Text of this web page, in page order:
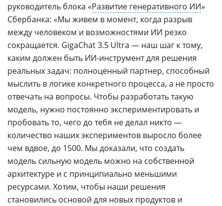
руководитель блока «Развитие генеративного ИИ»
Сбербанка: «Мы живем в момент, когда разрыв
между человеком и возможностями ИИ резко
сокращается. GigaChat 3.5 Ultra — наш шаг к тому,
каким должен быть ИИ-инструмент для решения
реальных задач: полноценный партнер, способный
мыслить в логике конкретного процесса, а не просто
отвечать на вопросы. Чтобы разработать такую
модель, нужно постоянно экспериментировать и
пробовать то, чего до тебя не делал никто —
количество наших экспериментов выросло более
чем вдвое, до 1500. Мы доказали, что создать
модель сильную модель можно на собственной
архитектуре и с принципиально меньшими
ресурсами. Хотим, чтобы наши решения
становились основой для новых продуктов и